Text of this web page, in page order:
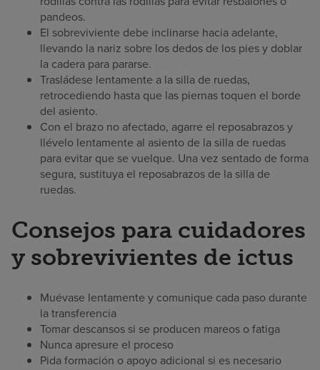
pandeos.
El sobreviviente debe inclinarse hacia adelante,
llevando la nariz sobre los dedos de los pies y doblar
la cadera para pararse.
Trasládese lentamente a la silla de ruedas,
retrocediendo hasta que las piernas toquen el borde
del asiento.
Con el brazo no afectado, agarre el reposabrazos y
llévelo lentamente al asiento de la silla de ruedas
para evitar que se vuelque. Una vez sentado de forma
segura, sustituya el reposabrazos de la silla de
ruedas.
Consejos para cuidadores
y sobrevivientes de ictus
Muévase lentamente y comunique cada paso durante
la transferencia
Tomar descansos si se producen mareos o fatiga
Nunca apresure el proceso
Pida formación o apoyo adicional si es necesario